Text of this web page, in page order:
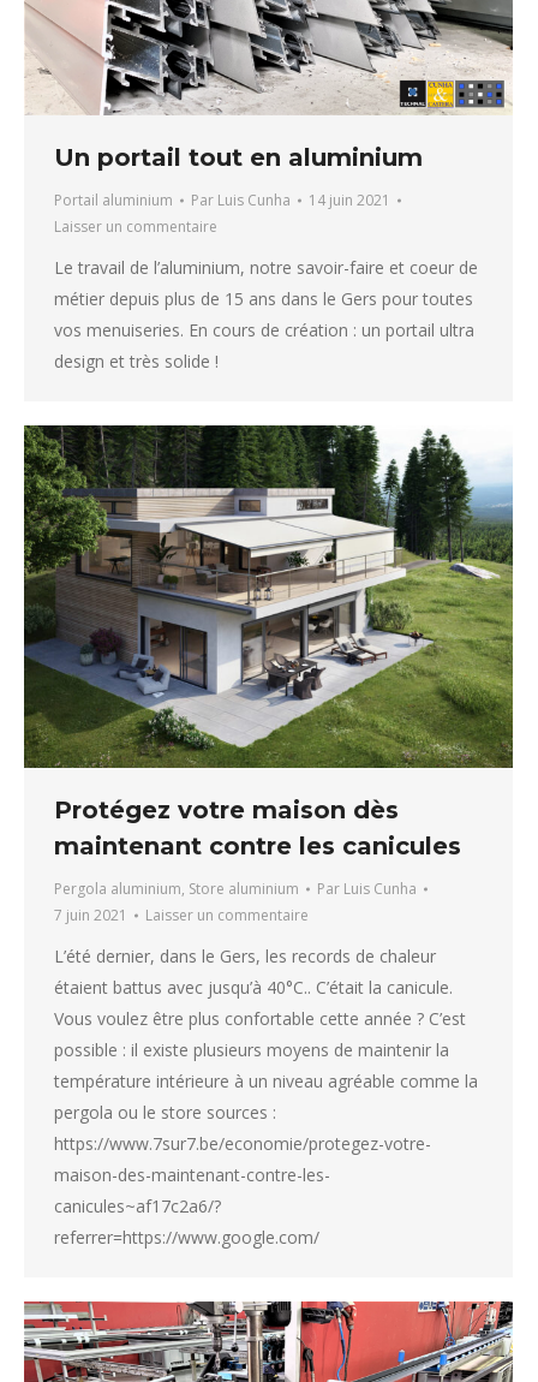
Un portail tout en aluminium
Portail aluminium Par Luis Cunha
14 juin 2021
Laisser un commentaire
Le travail de l’aluminium, notre savoir-faire et coeur de
métier depuis plus de 15 ans dans le Gers pour toutes
vos menuiseries. En cours de création : un portail ultra
design et très solide !
Protégez votre maison dès
maintenant contre les canicules
Pergola aluminium, Store aluminium Par Luis Cunha
7 juin 2021
Laisser un commentaire
L’été dernier, dans le Gers, les records de chaleur
étaient battus avec jusqu’à 40°C.. C’était la canicule.
Vous voulez être plus confortable cette année ? C’est
possible : il existe plusieurs moyens de maintenir la
température intérieure à un niveau agréable comme la
pergola ou le store sources :
https://www.7sur7.be/economie/protegez-votre-
maison-des-maintenant-contre-les-
canicules~af17c2a6/?
referrer=https://www.google.com/